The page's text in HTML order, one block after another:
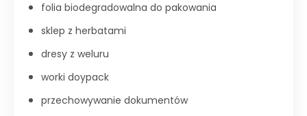
folia biodegradowalna do pakowania
sklep z herbatami
dresy z weluru
worki doypack
przechowywanie dokumentów